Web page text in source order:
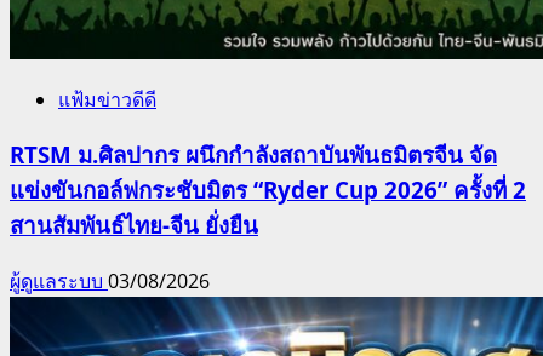
แฟ้มข่าวดีดี
RTSM ม.ศิลปากร ผนึกกำลังสถาบันพันธมิตรจีน จัด
แข่งขันกอล์ฟกระชับมิตร “Ryder Cup 2026” ครั้งที่ 2
สานสัมพันธ์ไทย-จีน ยั่งยืน
ผู้ดูแลระบบ 03/08/2026